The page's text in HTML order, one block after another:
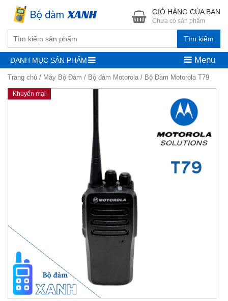
Tìm kiếm
GIỎ HÀNG CỦA BẠN
Chưa có sản phẩm
DANH MỤC SẢN PHẨM Menu
Trang chủ / Máy Bộ Đàm / Bộ đàm Motorola / Bộ Đàm Motorola T79
Khuyến mại